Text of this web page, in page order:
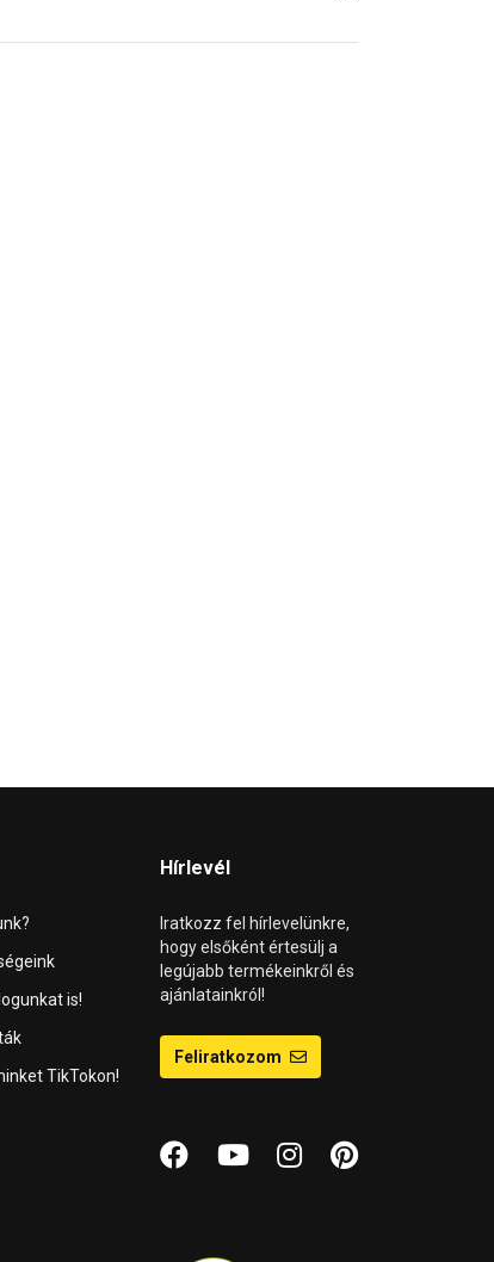
is!
TikTokon!
Hírlevél
Iratkozz fel hírlevelünkre,
hogy elsőként értesülj a
legújabb termékeinkről és
ajánlatainkról!
Feliratkozom